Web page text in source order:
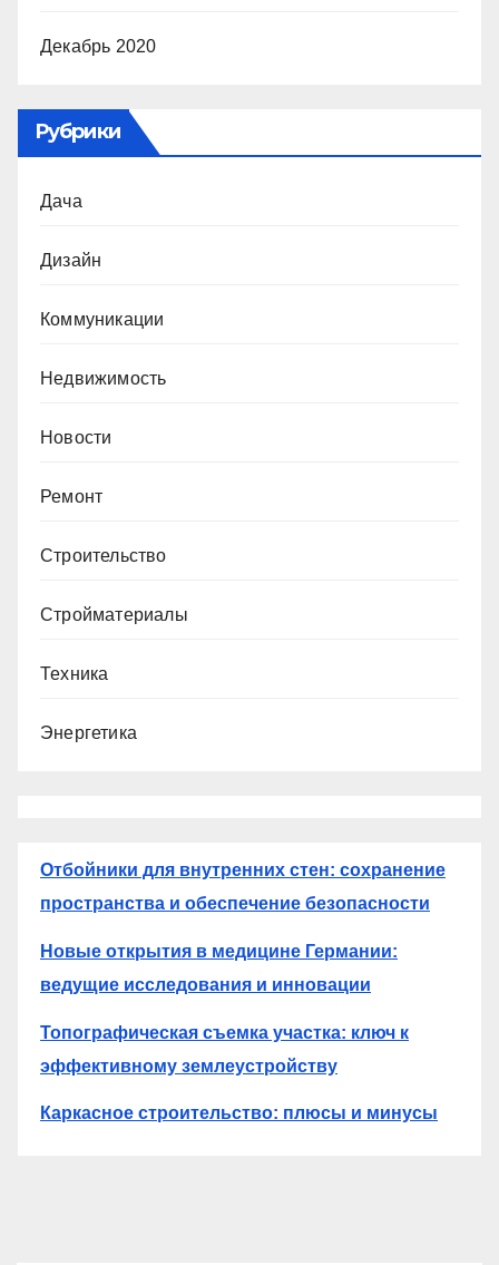
Декабрь 2020
Рубрики
Дача
Дизайн
Коммуникации
Недвижимость
Новости
Ремонт
Строительство
Стройматериалы
Техника
Энергетика
Отбойники для внутренних стен: сохранение
пространства и обеспечение безопасности
Новые открытия в медицине Германии:
ведущие исследования и инновации
Топографическая съемка участка: ключ к
эффективному землеустройству
Каркасное строительство: плюсы и минусы